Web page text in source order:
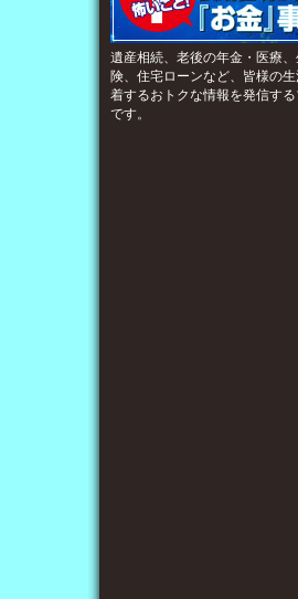
遺産相続、老後の年金・医療
険、住宅ローンなど、皆様の
着するおトクな情報を発信す
です。